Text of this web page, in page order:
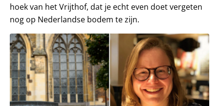
hoek van het Vrijthof, dat je echt even doet vergeten
nog op Nederlandse bodem te zijn.